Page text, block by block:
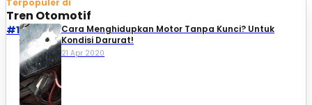
Tren Otomotif
#1
Cara Menghidupkan Motor Tanpa Kunci? Untuk
Kondisi Darurat!
21 Apr 2020